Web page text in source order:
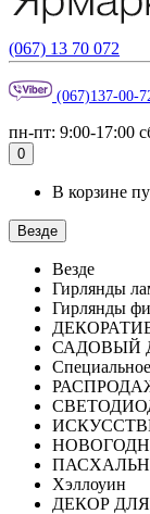
(067) 13 70 072
(067)137-00-
пн-пт: 9:00-17:00
0
В корзине
Везде
Везде
Гирлянды
Гирлянды
САДОВЫЙ
Хэллоуин
ДЕКОР